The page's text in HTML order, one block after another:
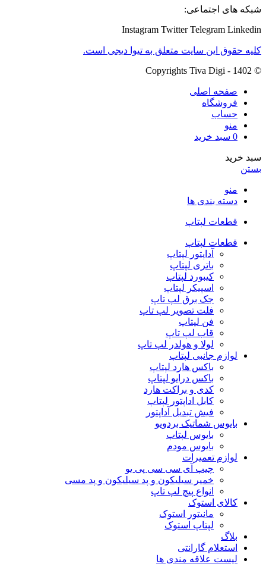
شبکه های اجتماعی:
Instagram Twitter Telegram Linkedin
کلیه حقوق این سایت متعلق به تیوا دیجی است.
© Copyrights Tiva Digi - 1402
صفحه اصلی
فروشگاه
حساب
منو
0 سبد خرید
سبد خرید
بستن
منو
دسته بندی ها
قطعات لپتاپ
قطعات لپتاپ
آداپتور لپتاپ
باتری لپتاپ
کیبورد لپتاپ
اسپیکر لپتاپ
جک برق لپ تاپ
فلت تصویر لپ تاپ
فن لپتاپ
قاب لپ تاپ
لولا و هولدر لپ تاپ
لوازم جانبی لپتاپ
باکس هارد لپتاپ
باکس درایو لپتاپ
کدی و براکت هارد
کابل اداپتور لپتاپ
فیش تبدیل آداپتور
بایوس شماتیک بردویو
بایوس لپتاپ
بایوس مودم
لوازم تعمیرات
چیپ آی سی سی پی یو
خمیر سیلیکون و پد سیلیکون و پد مسی
انواع پیچ لپ تاپ
کالای استوک
مانیتور استوک
لپتاپ استوک
بلاگ
استعلام گارانتی
لیست علاقه مندی ها